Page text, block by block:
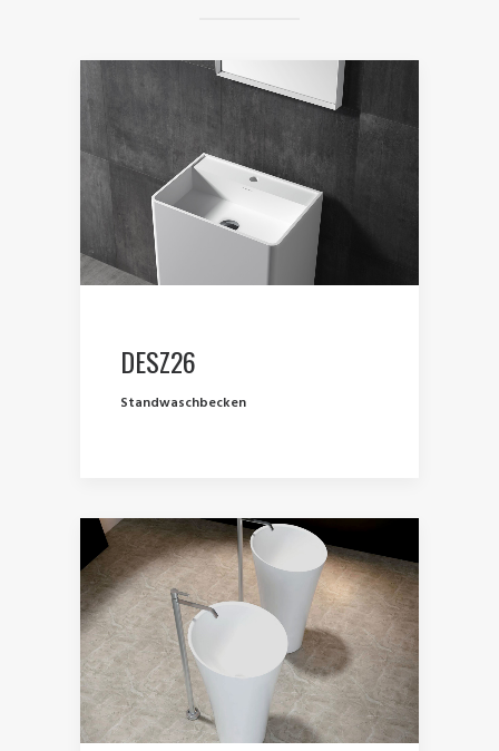
DESZ26
Standwaschbecken